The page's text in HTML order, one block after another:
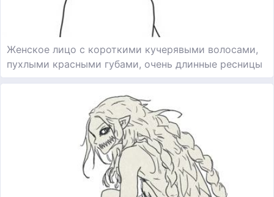
Женское лицо с короткими кучерявыми волосами,
пухлыми красными губами, очень длинные ресницы